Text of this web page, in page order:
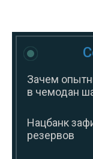
Зачем
в чемодан
Нацбанк
резервов